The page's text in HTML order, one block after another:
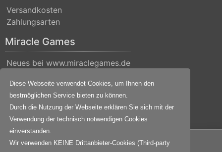
Diese Webseite verwendet Cookies, um Ihnen den
bestmöglichen Service bieten zu können.
Durch die Nutzung der Webseite erklären Sie sich mit der
Verwendung der technisch notwendigen Cookies
einverstanden.
Wir verwenden KEINE Drittanbieter-Cookies (Third-party
Versandkosten
Zahlungsarten
Miracle Games
Neues bei www.miraclegames.de
Über uns
Impressum
Datenschutz
© 2001-2026Miracle Games . All Rights Reserved.